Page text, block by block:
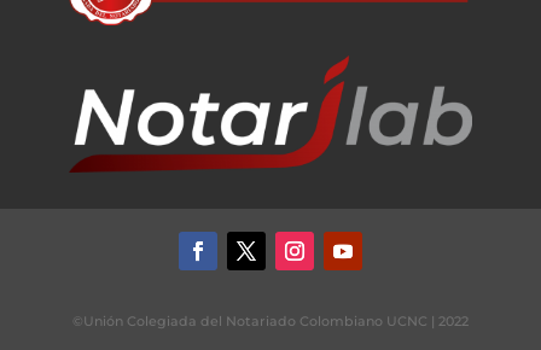
©Unión Colegiada del Notariado Colombiano UCNC | 2022